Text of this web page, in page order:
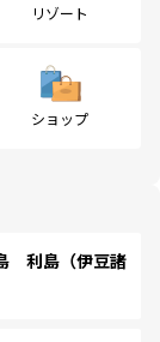
リゾート
ショップ
利島（伊豆諸